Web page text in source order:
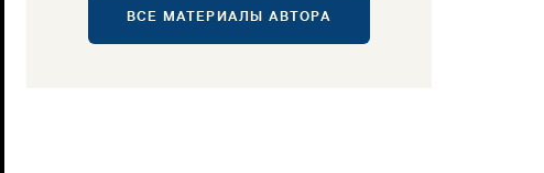
ВСЕ МАТЕРИАЛЫ АВТОРА